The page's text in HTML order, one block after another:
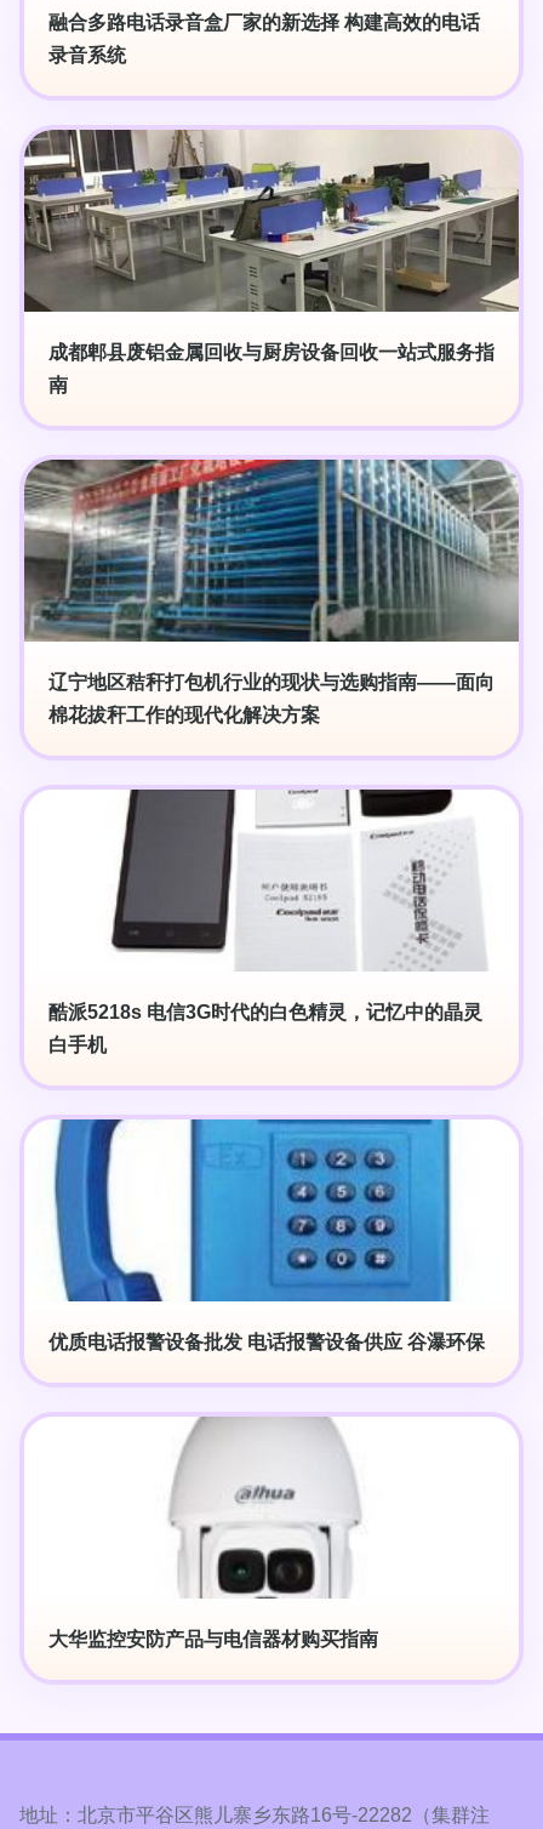
融合多路电话录音盒厂家的新选择 构建高效的电话
录音系统
成都郫县废铝金属回收与厨房设备回收一站式服务指
南
辽宁地区秸秆打包机行业的现状与选购指南——面向
棉花拔秆工作的现代化解决方案
酷派5218s 电信3G时代的白色精灵，记忆中的晶灵
白手机
优质电话报警设备批发 电话报警设备供应 谷瀑环保
大华监控安防产品与电信器材购买指南
地址：北京市平谷区熊儿寨乡东路16号-22282（集群注